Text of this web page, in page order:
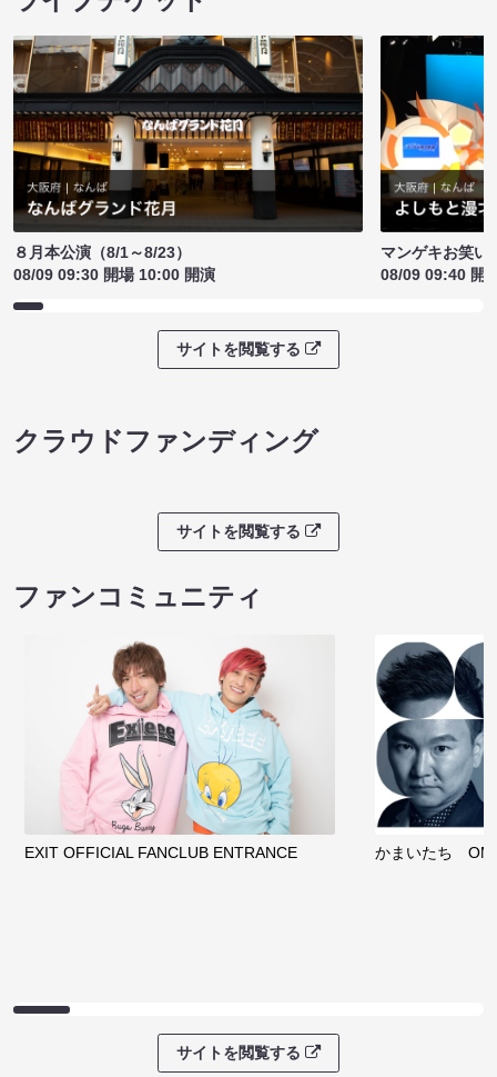
８月本公演（8/1～8/23）
08/09 09:30 開場 10:00 開演
マンゲキお笑い
08/09 09:40 開
サイトを閲覧する
クラウドファンディング
サイトを閲覧する
ファンコミュニティ
EXIT OFFICIAL FANCLUB ENTRANCE かまいたち
サイトを閲覧する